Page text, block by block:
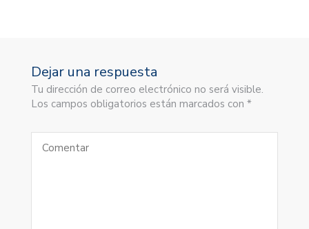
Dejar una respuesta
Tu dirección de correo electrónico no será visible.
Los campos obligatorios están marcados con *